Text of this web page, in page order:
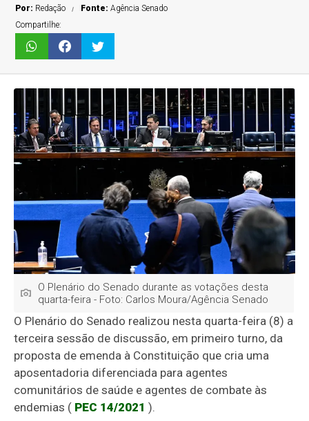
Por: Redação Fonte:Agência Senado
Compartilhe:
O Plenário do Senado durante as votações desta
quarta-feira - Foto: Carlos Moura/Agência Senado
O Plenário do Senado realizou nesta quarta-feira (8) a
terceira sessão de discussão, em primeiro turno, da
proposta de emenda à Constituição que cria uma
aposentadoria diferenciada para agentes
comunitários de saúde e agentes de combate às
endemias ( PEC 14/2021 ).